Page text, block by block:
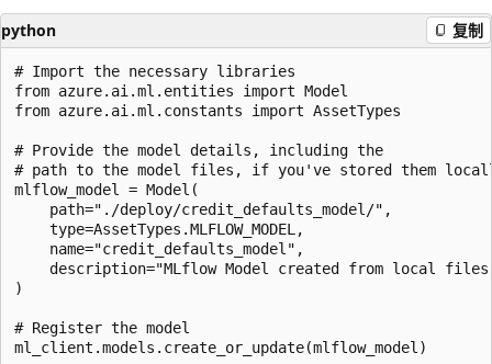
python 复制
# Import the necessary libraries
from azure.ai.ml.entities import Model
from azure.ai.ml.constants import AssetTypes
# Provide the model details, including the
# path to the model files, if you've stored them
mlflow_model = Model(
    path="./deploy/credit_defaults_model/",
    type=AssetTypes.MLFLOW_MODEL,
    name="credit_defaults_model",
description="MLflow Model created from local
)
# Register the model